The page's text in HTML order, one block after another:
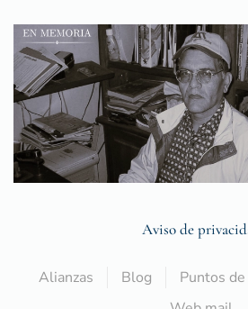
Aviso de
Alianzas Blog Puntos